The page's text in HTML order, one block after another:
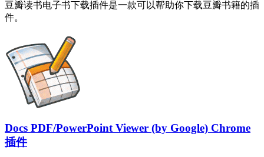
豆瓣读书电子书下载插件是一款可以帮助你下载豆瓣书籍的插
件。
Docs PDF/PowerPoint Viewer (by Google) Chrome
插件